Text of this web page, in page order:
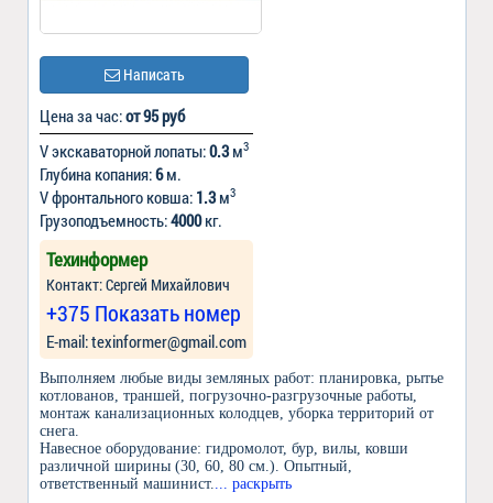
Написать
Цена за час:от 95 руб
V экскаваторной лопаты:0.3м3
Глубина копания:6м.
V фронтального ковша: 1.3м3
Грузоподъемность:4000кг.
Техинформер
Контакт: Сергей Михайлович
+375 Показать номер
Е-mail: texinformer@gmail.com
Выполняем любые виды земляных работ: планировка, рытье
котлованов, траншей, погрузочно-разгрузочные работы,
монтаж канализационных колодцев, уборка территорий от
снега.
Навесное оборудование: гидромолот, бур, вилы, ковши
различной ширины (30, 60, 80 см.). Опытный,
ответственный машинист.
... раскрыть